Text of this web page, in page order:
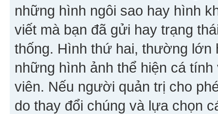
những hình ngôi sao hay hình
viết mà bạn đã gửi hay trạng
thống. Hình thứ hai, thường
những hình ảnh thể hiện cá
viên. Nếu người quản trị cho
do thay đổi chúng và lựa chọn